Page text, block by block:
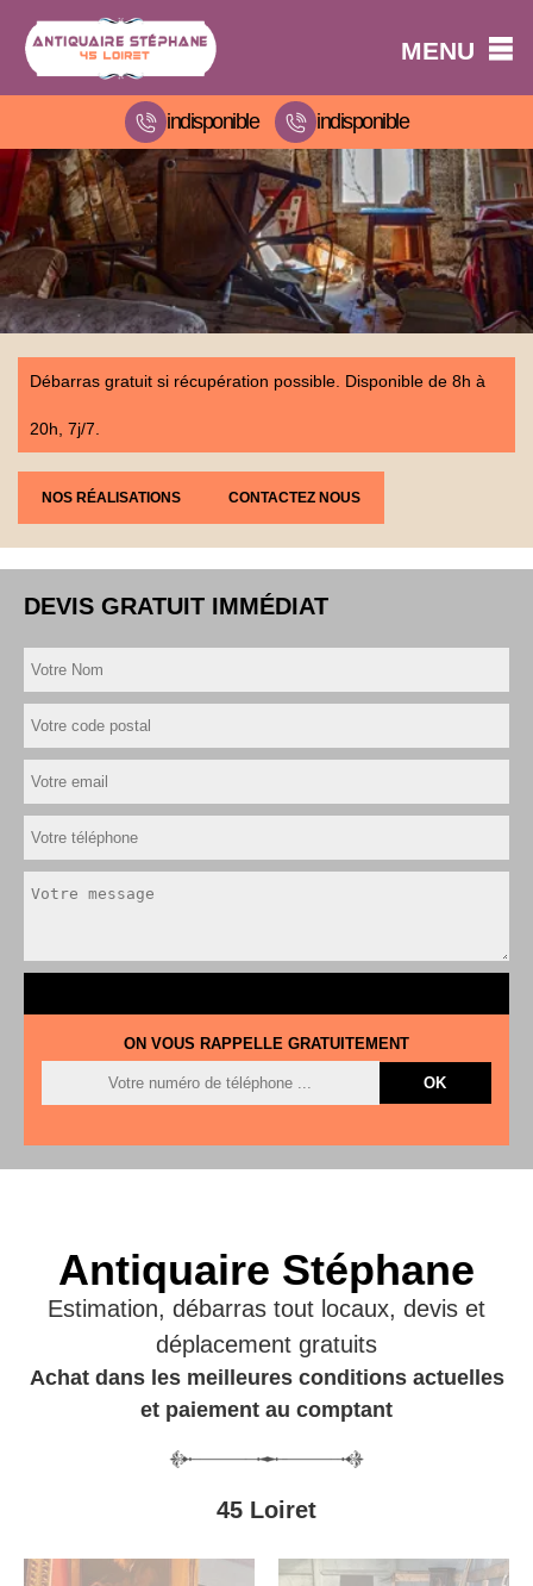
MENU
indisponible indisponible
Débarras gratuit si récupération possible. Disponible de 8h à
20h, 7j/7.
NOS RÉALISATIONS CONTACTEZ NOUS
DEVIS GRATUIT IMMÉDIAT
ON VOUS RAPPELLE GRATUITEMENT
Antiquaire Stéphane
Estimation, débarras tout locaux, devis et
déplacement gratuits
Achat dans les meilleures conditions actuelles
et paiement au comptant
45 Loiret